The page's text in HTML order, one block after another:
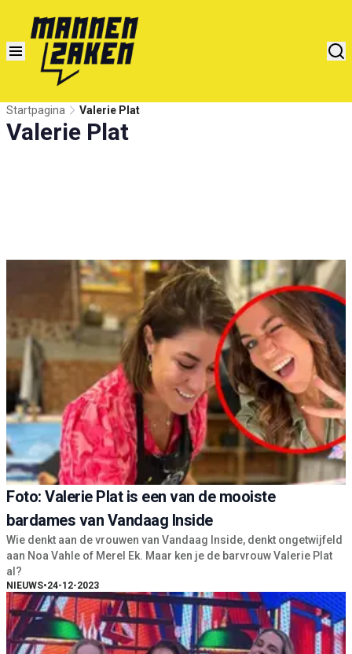
Startpagina Valerie Plat
Valerie Plat
Foto: Valerie Plat is een van de mooiste
bardames van Vandaag Inside
Wie denkt aan de vrouwen van Vandaag Inside, denkt ongetwijfeld
aan Noa Vahle of Merel Ek. Maar ken je de barvrouw Valerie Plat
al?
NIEUWS•24-12-2023